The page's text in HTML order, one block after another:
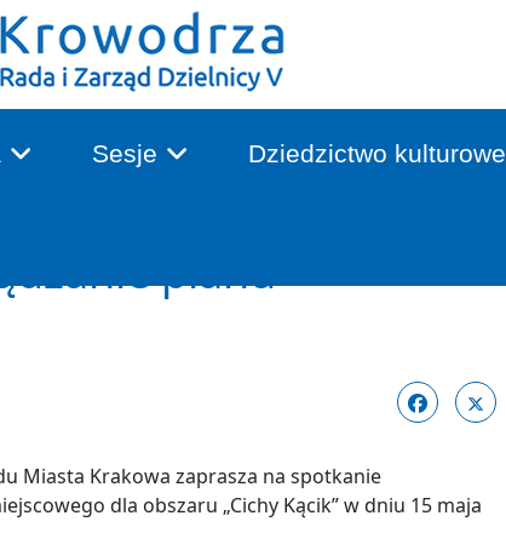
Sesje Dziedzictwo kulturowe
planu
Miasta Krakowa zaprasza na spotkanie
dla obszaru „Cichy Kącik” w dniu 15 maja